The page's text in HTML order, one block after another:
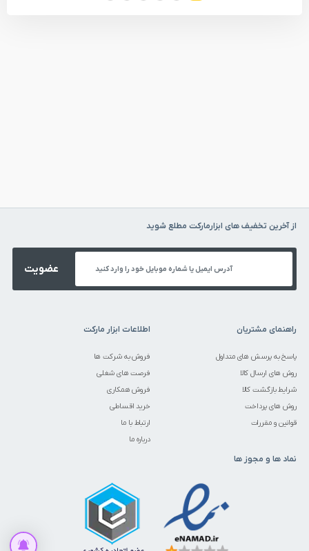
از آخرین تخفیف های ابزارمارکت مطلع شوید
عضویت
راهنمای مشتریان
پاسخ به پرسش های متداول
روش های ارسال کالا
شرایط بازگشت کالا
روش های پرداخت
قوانین و مقررات
اطلاعات ابزار مارکت
فروش به شرکت ها
فرصت های شغلی
فروش همکاری
خرید اقساطی
ارتباط با ما
درباره ما
نماد ها و مجوز ها
قیمت این کالا متغیر میباشد. می توانید برای استعلام قیمت تماس حاصل